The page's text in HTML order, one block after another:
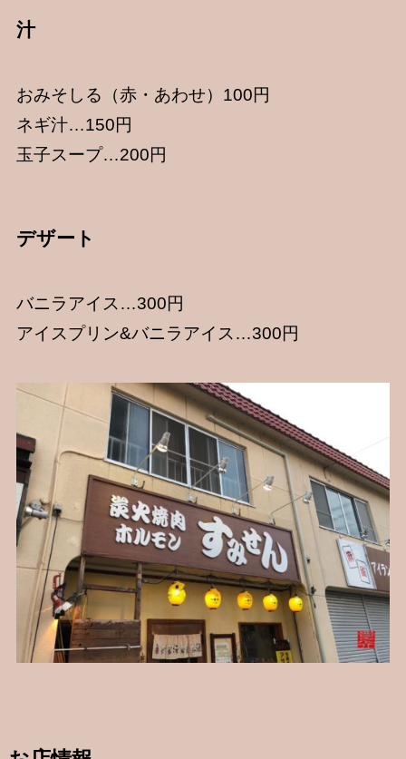
汁
おみそしる（赤・あわせ）100円
ネギ汁…150円
玉子スープ…200円
デザート
バニラアイス…300円
アイスプリン&バニラアイス…300円